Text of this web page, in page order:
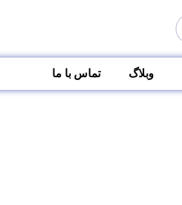
وبلاگ تماس با ما